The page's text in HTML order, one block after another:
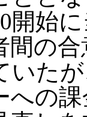
開始
間の
いた
への